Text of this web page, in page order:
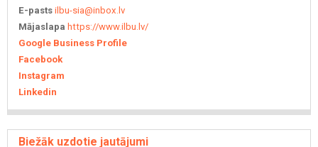
E-pasts ilbu-sia@inbox.lv
Mājaslapa https://www.ilbu.lv/
Google Business Profile
Facebook
Instagram
Linkedin
Biežāk uzdotie jautājumi